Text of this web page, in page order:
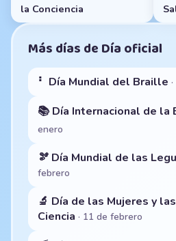
la Conciencia
Más días de Día oficial
⠃ Día Mundial del Braille
📚 Día Internacional de la
enero
🫘 Día Mundial de las
febrero
🔬 Día de las Mujeres y
Ciencia · 11 de febrero